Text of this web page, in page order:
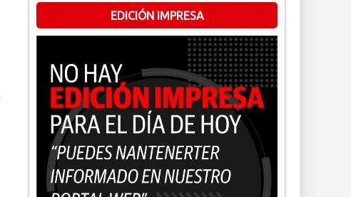
EDICIÓN IMPRESA